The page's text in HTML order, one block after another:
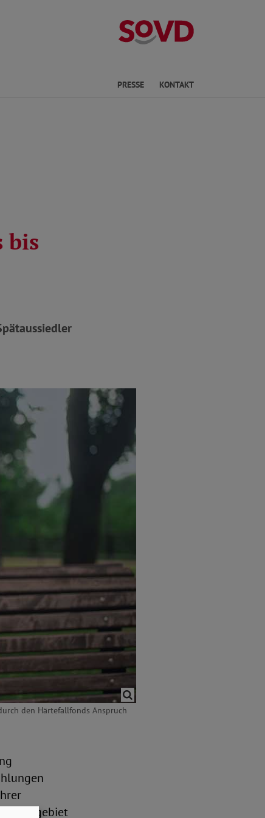
Kreisverband
PRESSE KONTAKT
bis
den Härtefallfonds Anspruch